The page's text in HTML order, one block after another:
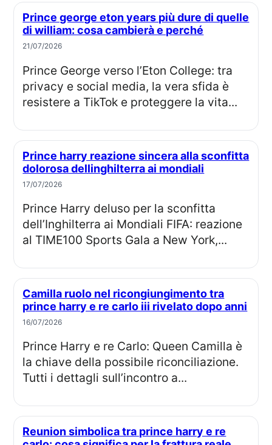
Prince george eton years più dure di quelle
di william: cosa cambierà e perché
21/07/2026
Prince George verso l’Eton College: tra
privacy e social media, la vera sfida è
resistere a TikTok e proteggere la vita...
Prince harry reazione sincera alla sconfitta
dolorosa dellinghilterra ai mondiali
17/07/2026
Prince Harry deluso per la sconfitta
dell’Inghilterra ai Mondiali FIFA: reazione
al TIME100 Sports Gala a New York,...
Camilla ruolo nel ricongiungimento tra
prince harry e re carlo iii rivelato dopo anni
16/07/2026
Prince Harry e re Carlo: Queen Camilla è
la chiave della possibile riconciliazione.
Tutti i dettagli sull’incontro a...
Reunion simbolica tra prince harry e re